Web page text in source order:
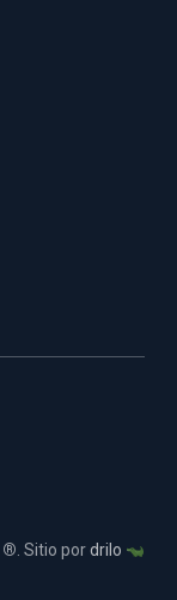
® . Sitio pordrilo